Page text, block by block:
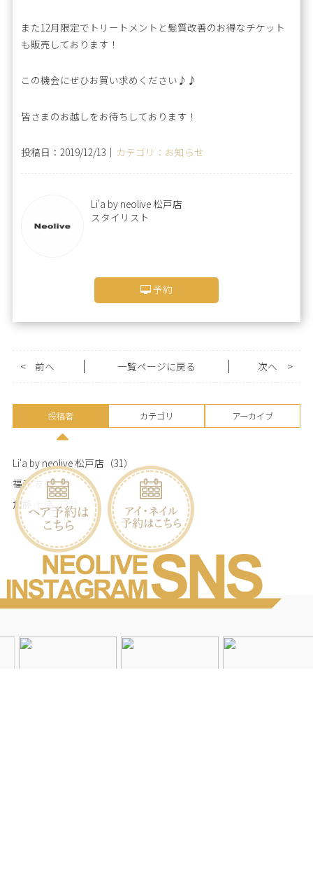
また12月限定でトリートメントと髪質改善のお得なチケット
も販売しております！
この機会にぜひお買い求めください♪♪
皆さまのお越しをお待ちしております！
投稿日：2019/12/13｜ カテゴリ：お知らせ
Li'a by neolive 松戸店
スタイリスト
予約
< 前へ 一覧ページに戻る >
次へ
投稿者 カテゴリ アーカイブ
Li'a by neolive 松戸店 （31）
福元 友梨（4）
加藤 七海（32）